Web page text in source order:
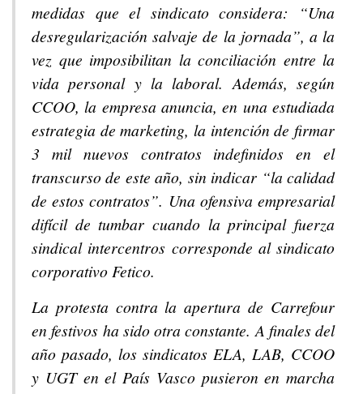
medidas que el sindicato considera: “Una
desregularización salvaje de la jornada”, a la
vez que imposibilitan la conciliación entre la
vida personal y la laboral. Además, según
CCOO, la empresa anuncia, en una estudiada
estrategia de marketing, la intención de firmar
3 mil nuevos contratos indefinidos en el
transcurso de este año, sin indicar “la calidad
de estos contratos”. Una ofensiva empresarial
difícil de tumbar cuando la principal fuerza
sindical intercentros corresponde al sindicato
corporativo Fetico.
La protesta contra la apertura de Carrefour
en festivos ha sido otra constante. A finales del
año pasado, los sindicatos ELA, LAB, CCOO
y UGT en el País Vasco pusieron en marcha